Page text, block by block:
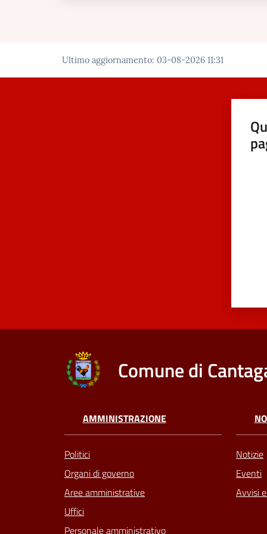
Ultimo aggiornamento: 03-08-2026 11:31
Comune di
AMMINISTRAZIONE
Politici
Organi di governo
Aree amministrative
Uffici
Personale amministrativo
Notizie
Eventi
Avvisi